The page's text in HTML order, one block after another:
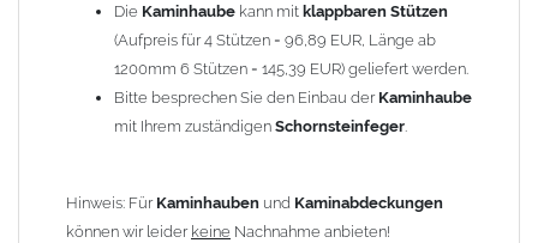
Die Kaminhaube kann mit klappbaren Stützen
(Aufpreis für 4 Stützen = 96,89 EUR, Länge ab
1200mm 6 Stützen = 145,39 EUR) geliefert werden.
Bitte besprechen Sie den Einbau der Kaminhaube
mit Ihrem zuständigen Schornsteinfeger.
Hinweis: Für Kaminhauben und Kaminabdeckungen
können wir leider keine Nachnahme anbieten!